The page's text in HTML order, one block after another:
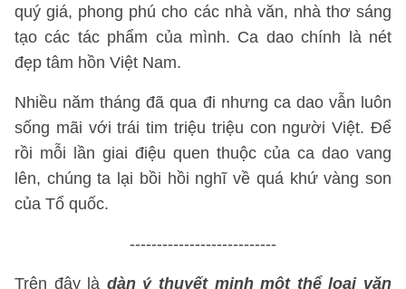
quý giá, phong phú cho các nhà văn, nhà thơ sáng
tạo các tác phẩm của mình. Ca dao chính là nét
đẹp tâm hồn Việt Nam.
Nhiều năm tháng đã qua đi nhưng ca dao vẫn luôn
sống mãi với trái tim triệu triệu con người Việt. Để
rồi mỗi lần giai điệu quen thuộc của ca dao vang
lên, chúng ta lại bồi hồi nghĩ về quá khứ vàng son
của Tổ quốc.
---------------------------
Trên đây là dàn ý thuyết minh một thể loại văn